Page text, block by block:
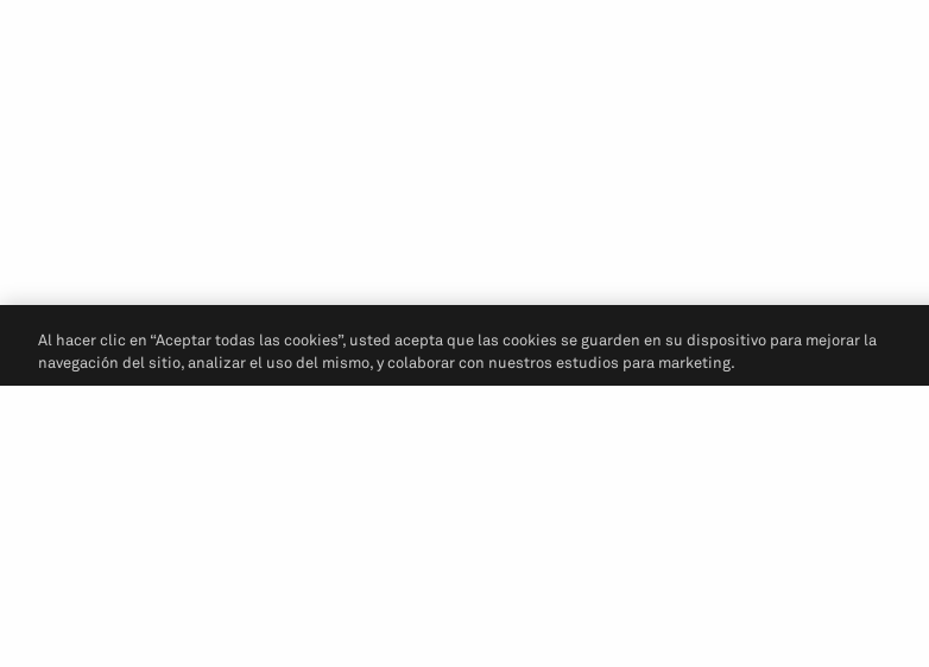
Al hacer clic en “Aceptar todas las cookies”, usted acepta que las cookies se guarden en su dispositivo para mejorar la
navegación del sitio, analizar el uso del mismo, y colaborar con nuestros estudios para marketing.